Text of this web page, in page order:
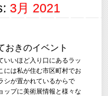
3月 2021
おきのイベント
いいほど入り口にあるラッ
には私が住む市区町村でお
シが置かれているからで
ップに美術展情報と様々な